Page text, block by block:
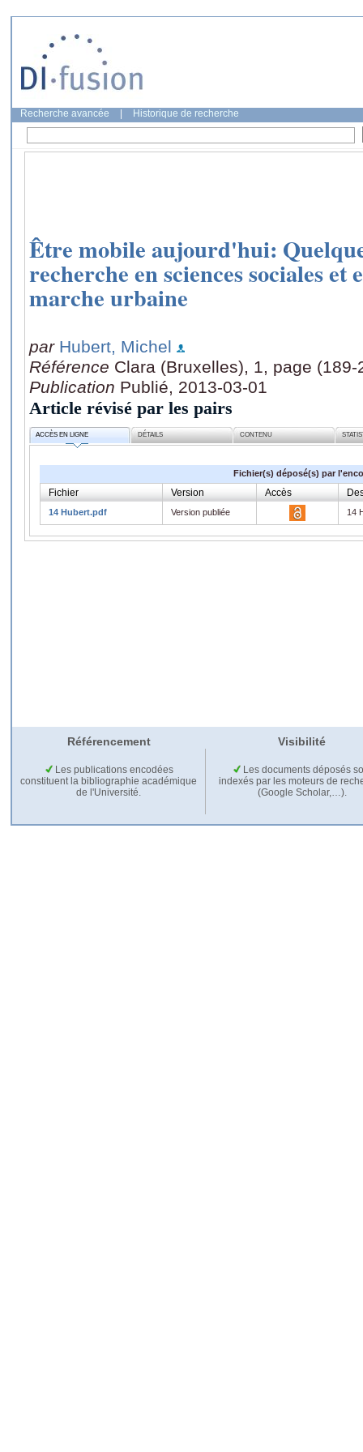
Recherche avancée Historique de recherche
Être mobile aujourd'hui:
recherche en sciences sociales et
marche urbaine
par Hubert, Michel
Référence Clara (Bruxelles), 1, page (189-
Publication Publié, 2013-03-01
Article révisé par les pairs
ACCÈS EN LIGNE DÉTAILS CONTENU
Fichier(s) déposé(s) par
Fichier Version Accès
14 Hubert.pdf Version publiée 14
Référencement Visibilité
Les publications encodées
constituent la bibliographie académique
de l'Université.
Les documents déposés
indexés par les moteurs de
(Google Scholar,…).